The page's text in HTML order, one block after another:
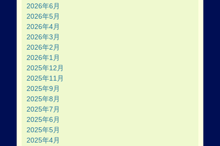
2026年6月
2026年5月
2026年4月
2026年3月
2026年2月
2026年1月
2025年12月
2025年11月
2025年9月
2025年8月
2025年7月
2025年6月
2025年5月
2025年4月